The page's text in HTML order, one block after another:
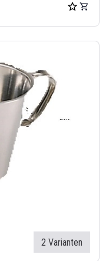
2 Varianten